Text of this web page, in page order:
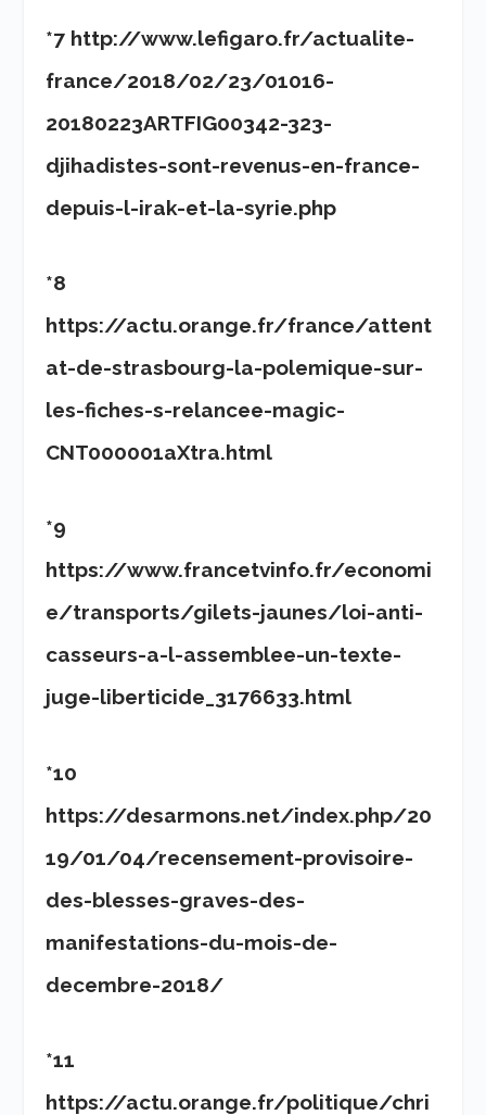
*7 http://www.lefigaro.fr/actualite-
france/2018/02/23/01016-
20180223ARTFIG00342-323-
djihadistes-sont-revenus-en-france-
depuis-l-irak-et-la-syrie.php
*8
https://actu.orange.fr/france/attent
at-de-strasbourg-la-polemique-sur-
les-fiches-s-relancee-magic-
CNT000001aXtra.html
*9
https://www.francetvinfo.fr/economi
e/transports/gilets-jaunes/loi-anti-
casseurs-a-l-assemblee-un-texte-
juge-liberticide_3176633.html
*10
https://desarmons.net/index.php/20
19/01/04/recensement-provisoire-
des-blesses-graves-des-
manifestations-du-mois-de-
decembre-2018/
*11
https://actu.orange.fr/politique/chri